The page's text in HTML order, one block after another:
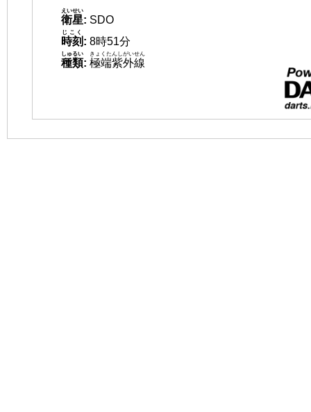
衛星
えいせい
: SDO
時刻
じこく
: 8時51分
種類
しゅるい
: 極端紫外線
きょくたんしがいせん